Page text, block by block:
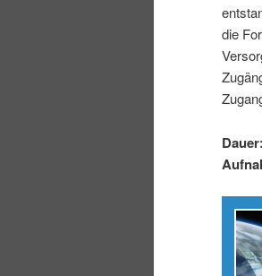
a
s
p
n
l
t
die
Dauer: